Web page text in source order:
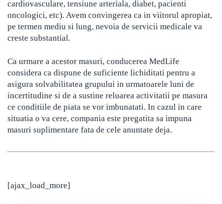
cardiovasculare, tensiune arteriala, diabet, pacienti
oncologici, etc). Avem convingerea ca in viitorul apropiat,
pe termen mediu si lung, nevoia de servicii medicale va
creste substantial.
Ca urmare a acestor masuri, conducerea MedLife
considera ca dispune de suficiente lichiditati pentru a
asigura solvabilitatea grupului in urmatoarele luni de
incertitudine si de a sustine reluarea activitatii pe masura
ce conditiile de piata se vor imbunatati. In cazul in care
situatia o va cere, compania este pregatita sa impuna
masuri suplimentare fata de cele anuntate deja.
[ajax_load_more]